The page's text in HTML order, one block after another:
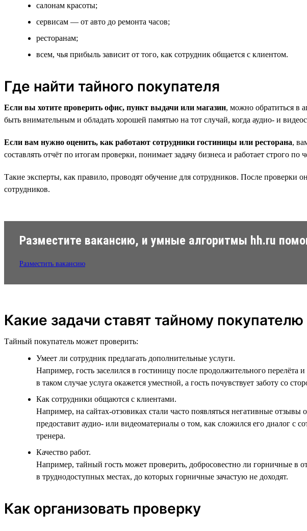
салонам красоты;
сервисам — от авто до ремонта часов;
ресторанам;
всем, чья прибыль зависит от того, как сотрудник общается с клиентом.
Где найти тайного покупателя
Если вы хотите проверить офис, пункт выдачи или магазин, можно обратиться в
быть внимательным и обладать хорошей памятью на тот случай, когда аудио- и
Если вам нужно оценить, как работают сотрудники гостиницы или ресторана,
составлять отчёт по итогам проверки, понимает задачу бизнеса и работает строго по
Такие эксперты, как правило, проводят обучение для сотрудников. После проверки
сотрудников.
Разместите вакансию, и умные алгоритмы hh.ru
Разместить вакансию
Какие задачи ставят тайному покупателю
Тайный покупатель может проверить:
Умеет ли сотрудник предлагать дополнительные услуги.
Например, гость заселился в гостиницу после продолжительного
в таком случае услуга окажется уместной, а гость почувствует заботу со
Как сотрудники общаются с клиентами.
Например, на сайтах-отзовиках стали часто появляться негативные
предоставит аудио- или видеоматериалы о том, как сложился его диалог с
тренера.
Качество работ.
Например, тайный гость может проверить, добросовестно ли горничные в
в труднодоступных местах, до которых горничные зачастую не доходят.
Как организовать проверку